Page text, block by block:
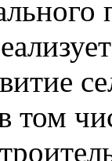
том